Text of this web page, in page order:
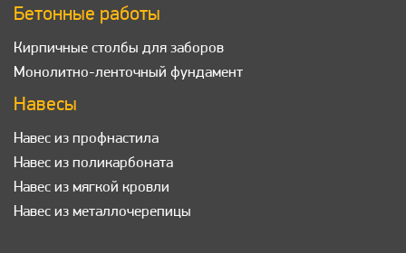
Бетонные работы
Кирпичные столбы для заборов
Монолитно-ленточный фундамент
Навесы
Навес из профнастила
Навес из поликарбоната
Навес из мягкой кровли
Навес из металлочерепицы